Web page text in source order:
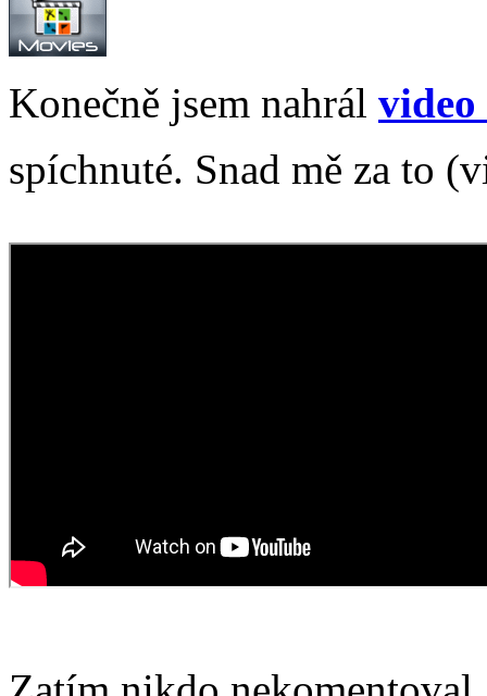
Konečně jsem nahrál
spíchnuté. Snad mě za to